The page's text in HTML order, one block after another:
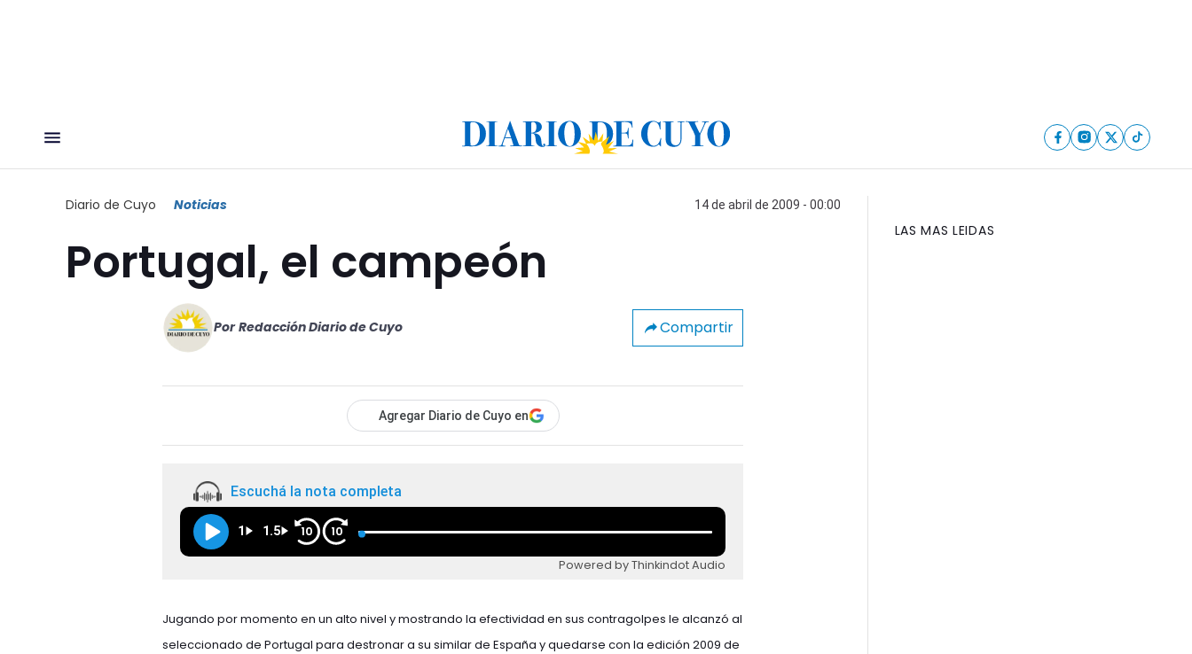
Diario de Cuyo Noticias 14 de abril de 2009 - 00:00
Portugal, el campeón
Por Redacción Diario de Cuyo Compartir
Agregar Diario de Cuyo en
Escuchá la nota completa
1 1.5 10 10
Powered by Thinkindot Audio
Jugando por momento en un alto nivel y mostrando la efectividad en sus contragolpes le alcanzó al
seleccionado de Portugal para destronar a su similar de España y quedarse con la edición 2009 de
LAS MAS LEIDAS